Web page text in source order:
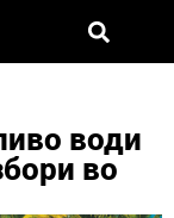
води
во